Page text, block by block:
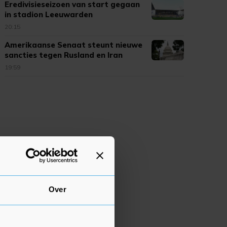
Over
Eredivisieseizoen van start gegaan
in stadion Leeuwarden
20:15
Amerikaanse Senaat steunt nieuwe
sancties tegen Rusland en Iran
19:59